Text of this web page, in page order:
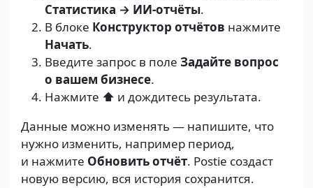
Статистика → ИИ-отчёты.
В блоке Конструктор отчётов нажмите
Начать.
Введите запрос в поле Задайте вопрос
о вашем бизнесе.
Нажмите ⬆️ и дождитесь результата.
Данные можно изменять — напишите, что
нужно изменить, например период,
и нажмите Обновить отчёт. Postie создаст
новую версию, вся история сохранится.